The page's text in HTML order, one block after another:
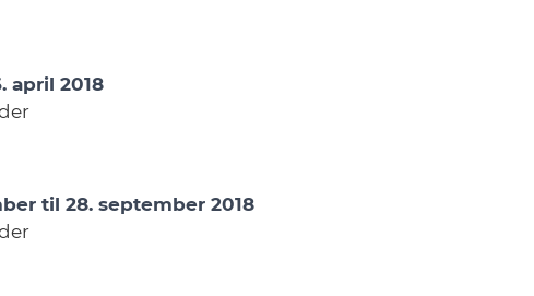
april 2018
til 28. september 2018